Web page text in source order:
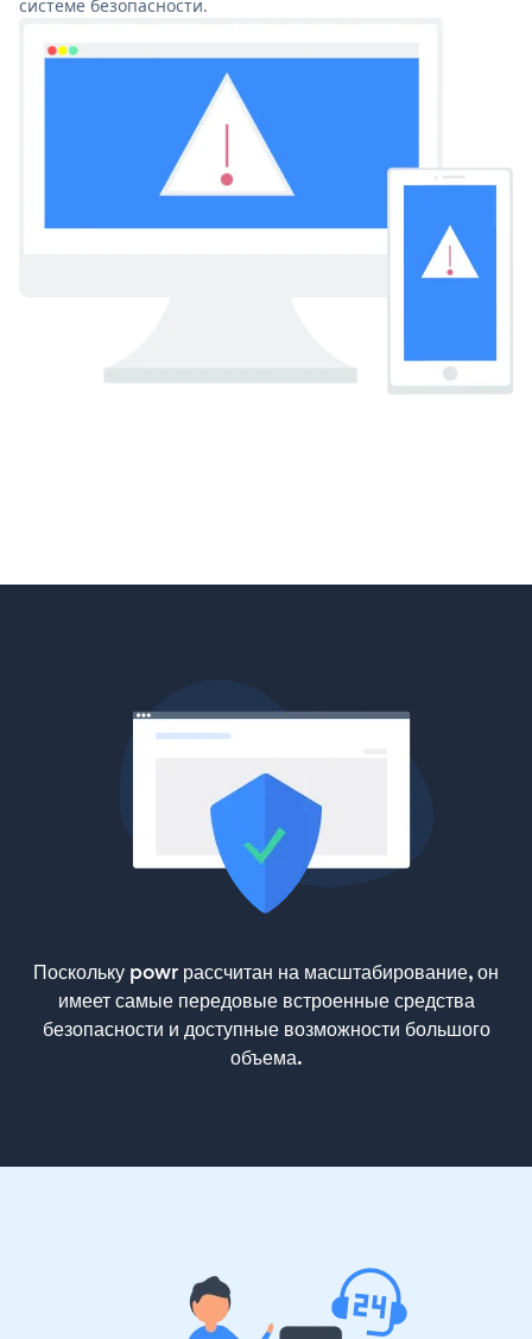
системе безопасности.
Поскольку powr рассчитан на масштабирование, он
имеет самые передовые встроенные средства
безопасности и доступные возможности большого
объема.